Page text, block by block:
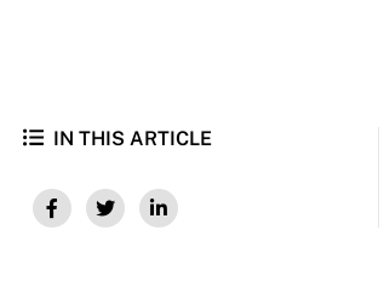
IN THIS ARTICLE